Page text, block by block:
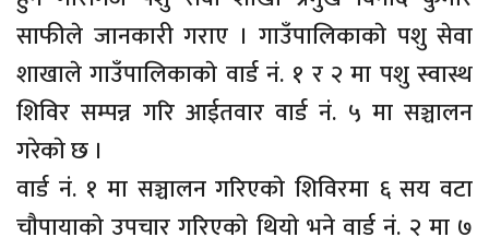
साफीले जानकारी गराए । गाउँपालिकाकाे पशु सेवा
शाखाले गाउँपालिकाकाे वार्ड नं. १ र २ मा पशु स्वास्थ
शिविर सम्पन्न गरि आईतवार वार्ड नं. ५ मा सञ्चालन
गरेकाे छ ।
वार्ड नं. १ मा सञ्चालन गरिएकाे शिविरमा ६ सय वटा
चाैपायाकाे उपचार गरिएकाे थियाे भने वार्ड नं. २ मा ७